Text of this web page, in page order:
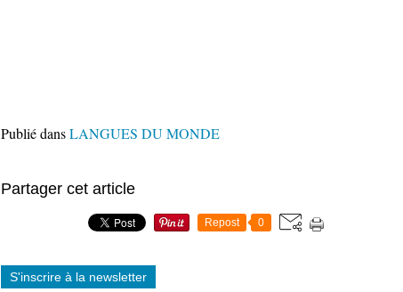
Publié dansLANGUES DU MONDE
Partager cet article
Repost 0
S'inscrire à la newsletter